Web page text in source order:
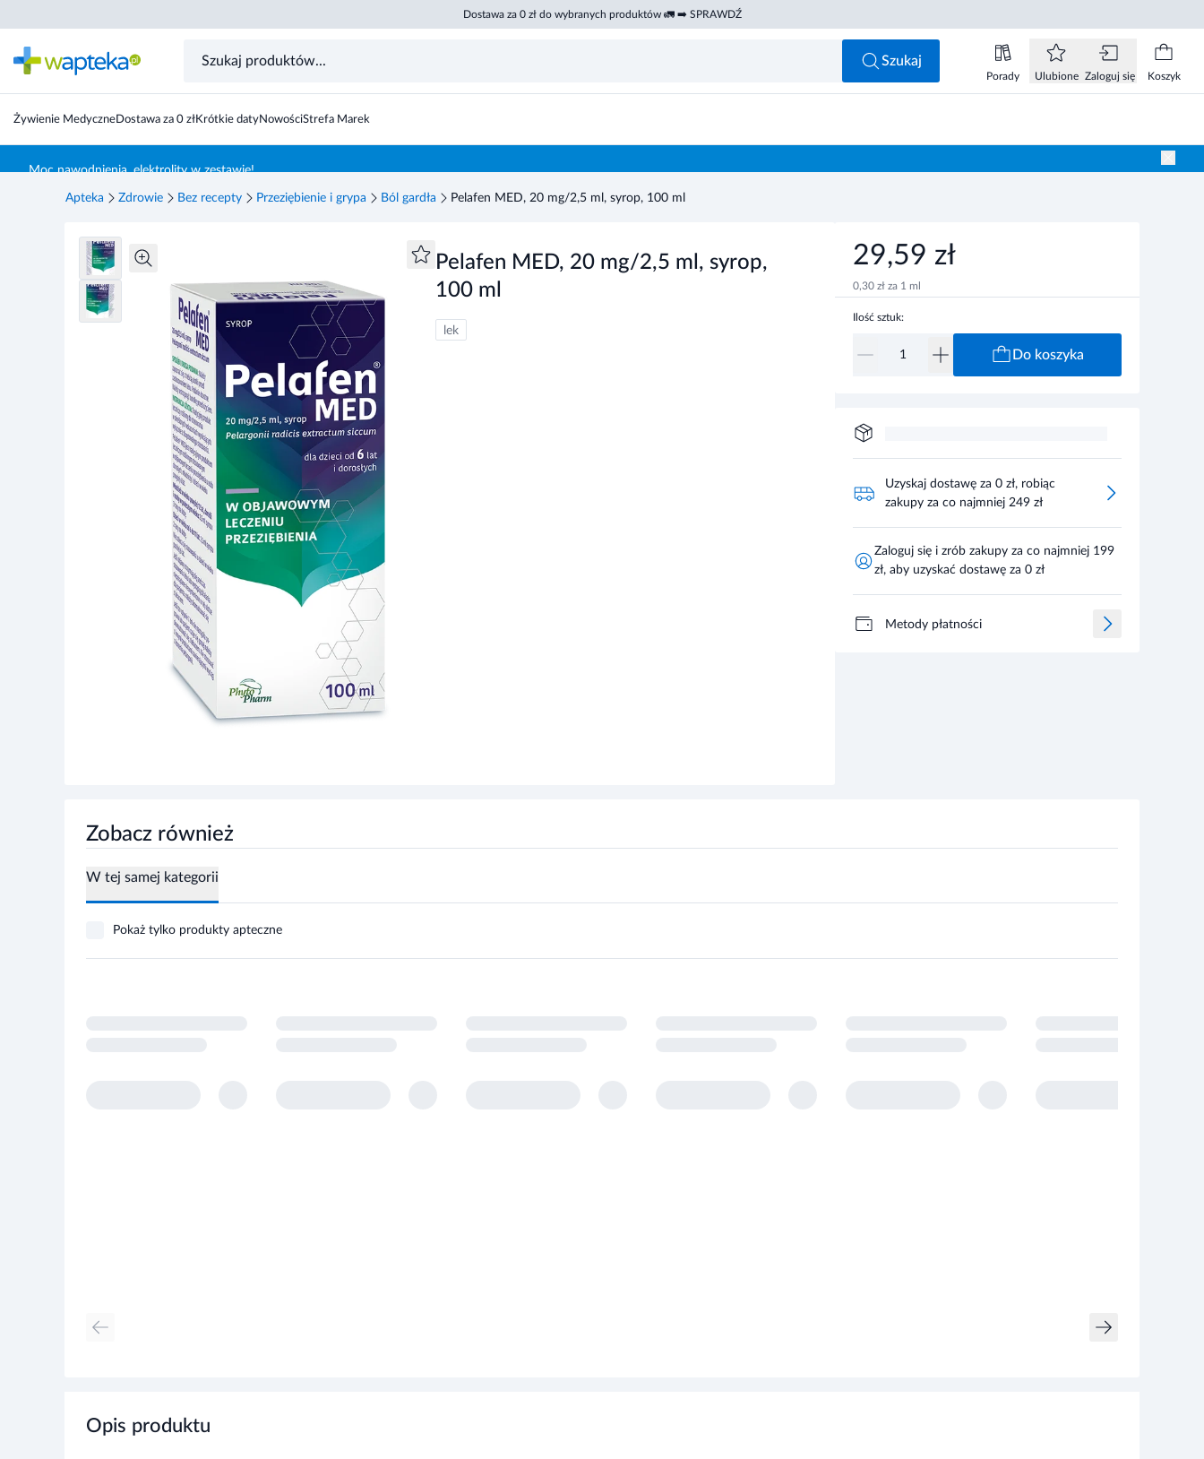
Dostawa za 0 zł do wybranych produktów 🚛 ➡️ SPRAWDŹ
Szukaj
Porady Ulubione Zaloguj się Koszyk
Żywienie MedyczneDostawa za 0 złKrótkie datyNowościStrefa Marek
Moc nawodnienia, elektrolity w zestawie!
29,59 zł
Apteka Zdrowie Bez recepty Przeziębienie i grypa Ból gardła Pelafen MED, 20 mg/2,5 ml, syrop, 100 ml
Pelafen MED, 20 mg/2,5 ml, syrop,
100 ml
lek
29,59 zł
0,30 zł za 1 ml
Ilość sztuk:
Do koszyka
Zaloguj się i zrób zakupy za co najmniej 199
Metody płatności
Zobacz również
W tej samej kategorii
Pokaż tylko produkty apteczne
Opis produktu